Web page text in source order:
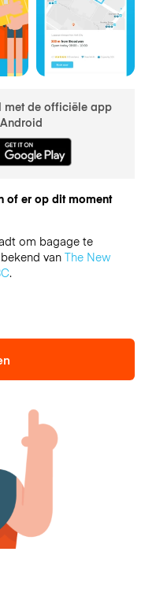
met de officiële app
of er op dit moment
om bagage te
van The New
.